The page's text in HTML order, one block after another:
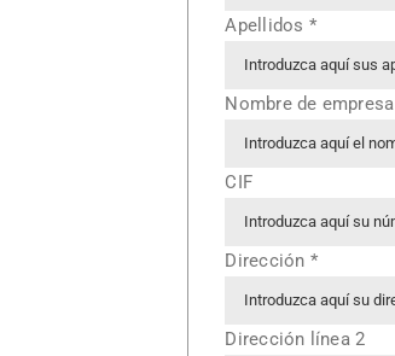
Apellidos *
Nombre de empresa
CIF
Dirección *
Dirección línea 2